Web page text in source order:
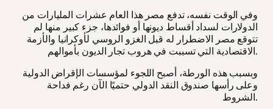
وفي الوقت نفسه، تدفع مصر هذا العام عشرات المليارات من
الدولارات لسداد أقساط ديونها أو فوائدها، جزء كبير منها لم
تتوقع مصر الاضطرار له قبل الغزو الروسي لأوكرانيا والأزمة
الاقتصادية التي تسببت في هروب تجار الديون بأموالهم.
وبسبب هذه الورطة، أصبح اللجوء لمؤسسات الإقراض الدولية
وعلى رأسها صندوق النقد الدولي حتميًا الآن رغم فداحة
الشروط.